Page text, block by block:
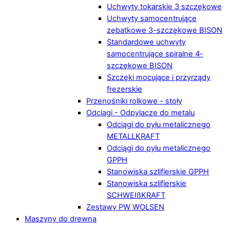
Uchwyty tokarskie 3 szczękowe
Uchwyty samocentrujące
zębatkowe 3-szczękowe BISON
Standardowe uchwyty
samocentrujące spiralne 4-
szczękowe BISON
Szczęki mocujące i przyrządy
frezerskie
Przenośniki rolkowe - stoły
Odciągi - Odpylacze do metalu
Odciągi do pyłu metalicznego
METALLKRAFT
Odciągi do pyłu metalicznego
GPPH
Stanowiska szlifierskie GPPH
Stanowiska szlifierskie
SCHWEIßKRAFT
Zestawy PW WOLSEN
Maszyny do drewna